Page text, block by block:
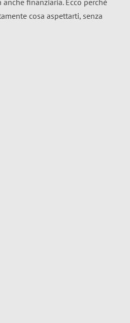
finanziaria. Ecco perché
cosa aspettarti, senza